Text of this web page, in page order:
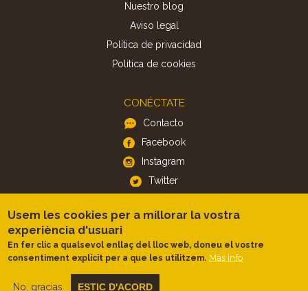
Nuestro blog
Aviso legal
Política de privacidad
Politica de cookies
CONÉCTATE
Contacto
Facebook
Instagram
Twitter
APP
iOS
Android
Usem les cookies per a millorar la vostra
experiència d'usuari
En fer clic a qualsevol enllaç del lloc web, doneu el vostre
consentiment explícit per a que les utilitzem. Más info
No, gracias ESTIC D'ACORD